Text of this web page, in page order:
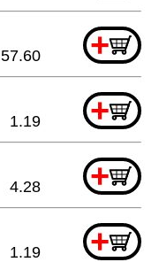
+
57.60
+
1.19
+
4.28
+
1.19